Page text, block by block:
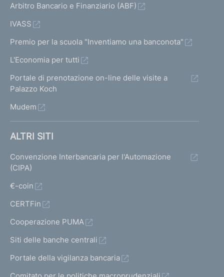
Arbitro Bancario e Finanziario (ABF)
IVASS
Premio per la scuola "Inventiamo una banconota"
L'Economia per tutti
Portale di prenotazione on-line delle visite a
Palazzo Koch
Mudem
ALTRI SITI
Convenzione Interbancaria per l'Automazione
(CIPA)
€-coin
CERTFin
Cooperazione PUMA
Siti delle banche centrali
Portale della vigilanza bancaria